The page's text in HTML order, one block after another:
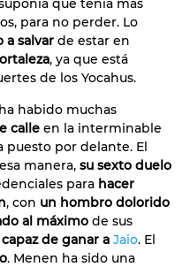
que tenía más
para no perder. Lo
a salvar de estar en
, ya que está
de los Yocahus.
habido muchas
calle en la interminable
puesto por delante. El
manera, su sexto duelo
para hacer
, con un hombro dolorido
al máximo de sus
de ganar a Jaio. El
. Menen ha sido una